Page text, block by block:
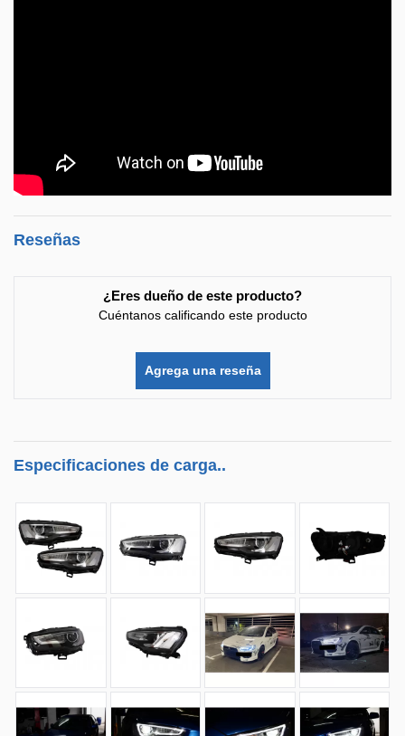
Reseñas
¿Eres dueño de este producto?
Cuéntanos calificando este producto
Agrega una reseña
Especificaciones de carga..